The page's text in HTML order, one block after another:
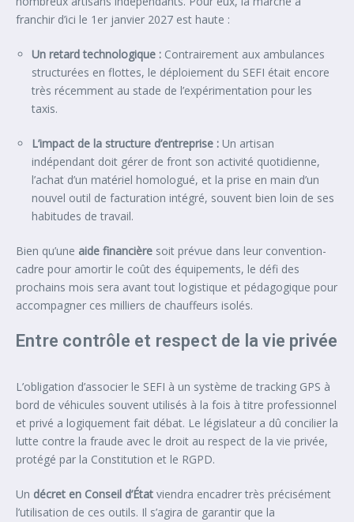
franchir d’ici le 1er janvier 2027 est haute :
Un retard technologique : Contrairement aux ambulances
structurées en flottes, le déploiement du SEFI était encore
très récemment au stade de l’expérimentation pour les
taxis.
L’impact de la structure d’entreprise : Un artisan
indépendant doit gérer de front son activité quotidienne,
l’achat d’un matériel homologué, et la prise en main d’un
nouvel outil de facturation intégré, souvent bien loin de ses
habitudes de travail.
Bien qu’une aide financière soit prévue dans leur convention-
cadre pour amortir le coût des équipements, le défi des
prochains mois sera avant tout logistique et pédagogique pour
accompagner ces milliers de chauffeurs isolés.
Entre contrôle et respect de la vie privée
L’obligation d’associer le SEFI à un système de tracking GPS à
bord de véhicules souvent utilisés à la fois à titre professionnel
et privé a logiquement fait débat. Le législateur a dû concilier la
lutte contre la fraude avec le droit au respect de la vie privée,
protégé par la Constitution et le RGPD.
Un décret en Conseil d’État viendra encadrer très précisément
l’utilisation de ces outils. Il s’agira de garantir que la